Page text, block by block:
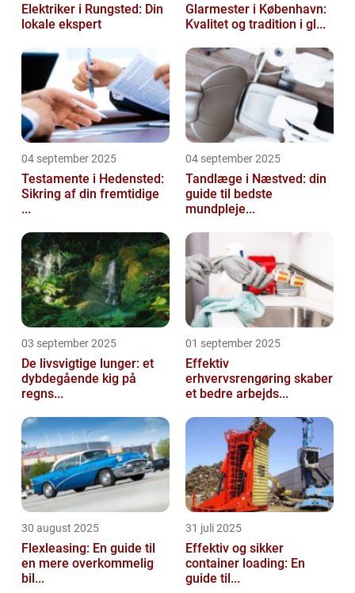
Elektriker i Rungsted: Din
lokale ekspert
Glarmester i København:
Kvalitet og tradition i gl...
04 september 2025
Testamente i Hedensted:
Sikring af din fremtidige
...
04 september 2025
Tandlæge i Næstved: din
guide til bedste
mundpleje...
03 september 2025
De livsvigtige lunger: et
dybdegående kig på
regns...
01 september 2025
Effektiv
erhvervsrengøring skaber
et bedre arbejds...
30 august 2025
Flexleasing: En guide til
en mere overkommelig
bil...
31 juli 2025
Effektiv og sikker
container loading: En
guide til...